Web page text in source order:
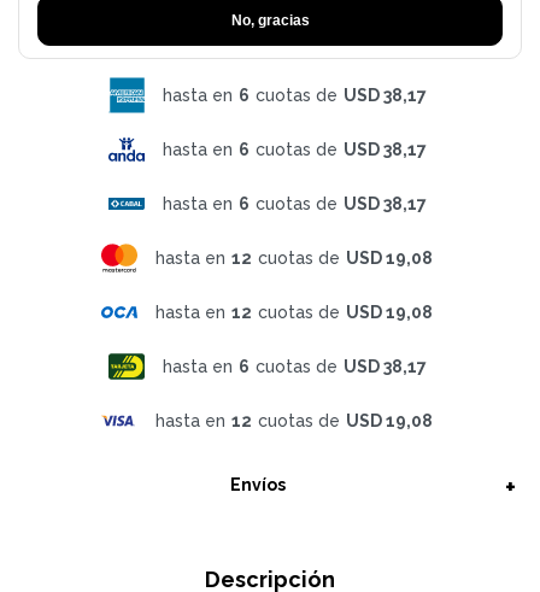
No, gracias
hasta en 6 cuotas de USD 38,17
hasta en 6 cuotas de USD 38,17
hasta en 6 cuotas de USD 38,17
hasta en 12 cuotas de USD 19,08
hasta en 12 cuotas de USD 19,08
hasta en 6 cuotas de USD 38,17
hasta en 12 cuotas de USD 19,08
Envíos
Descripción